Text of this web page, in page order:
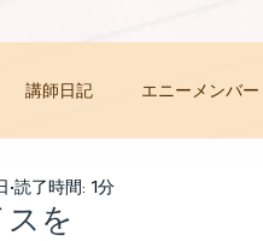
講師日記 エニーメンバー
非常事態オンラインレッスン
を
読了時間: 1分